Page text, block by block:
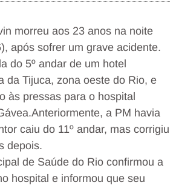
morreu aos 23 anos na noite
após sofrer um grave acidente.
do 5º andar de um hotel
da Tijuca, zona oeste do Rio, e
às pressas para o hospital
a PM havia
caiu do 11º andar, mas corrigiu
depois.
de Saúde do Rio confirmou a
hospital e informou que seu